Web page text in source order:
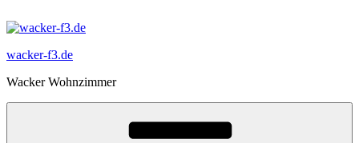
Inhalt
wacker-f3.de
Wacker Wohnzimmer